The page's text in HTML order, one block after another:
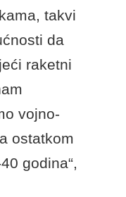
takvi
da
raketni
vojno-
ostatkom
godina“,